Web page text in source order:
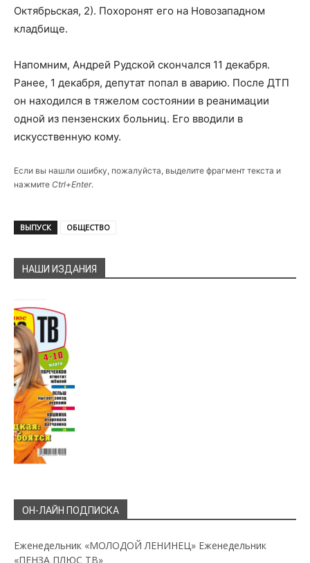
Октябрьская, 2). Похоронят его на Новозападном
кладбище.
Напомним, Андрей Рудской скончался 11 декабря.
Ранее, 1 декабря, депутат попал в аварию. После ДТП
он находился в тяжелом состоянии в реанимации
одной из пензенских больниц. Его вводили в
искусственную кому.
Если вы нашли ошибку, пожалуйста, выделите фрагмент текста и
нажмите Ctrl+Enter.
ВЫПУСК ОБЩЕСТВО
НАШИ ИЗДАНИЯ
ОН-ЛАЙН ПОДПИСКА
Еженедельник «МОЛОДОЙ ЛЕНИНЕЦ» Еженедельник
«ПЕНЗА ПЛЮС ТВ»